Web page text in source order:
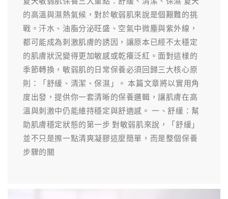
的高溫與濕熱氣候，對於敏弱肌來說是個艱難的挑
戰。汗水、油脂分泌旺盛、空氣中微塵與紫外線，
都可能成為刺激肌膚的誘因，讓原本已經不太穩定
的肌膚狀況變得更加敏感或乾癢泛紅。面對這樣的
季節轉換，敏弱肌的日常保養必須回歸三大核心原
則：「舒緩、清潔、保濕」。 本篇文章將以實用角
度出發，提供你一套清晰的保養邏輯，讓肌膚在高
溫與刺激中仍能維持穩定與舒適感。 一、舒緩：幫
助肌膚穩定狀態的第一步 對敏弱肌來說，「舒緩」
並不只是擦一點清爽凝膠這麼簡單，而是整個保養
步驟的關